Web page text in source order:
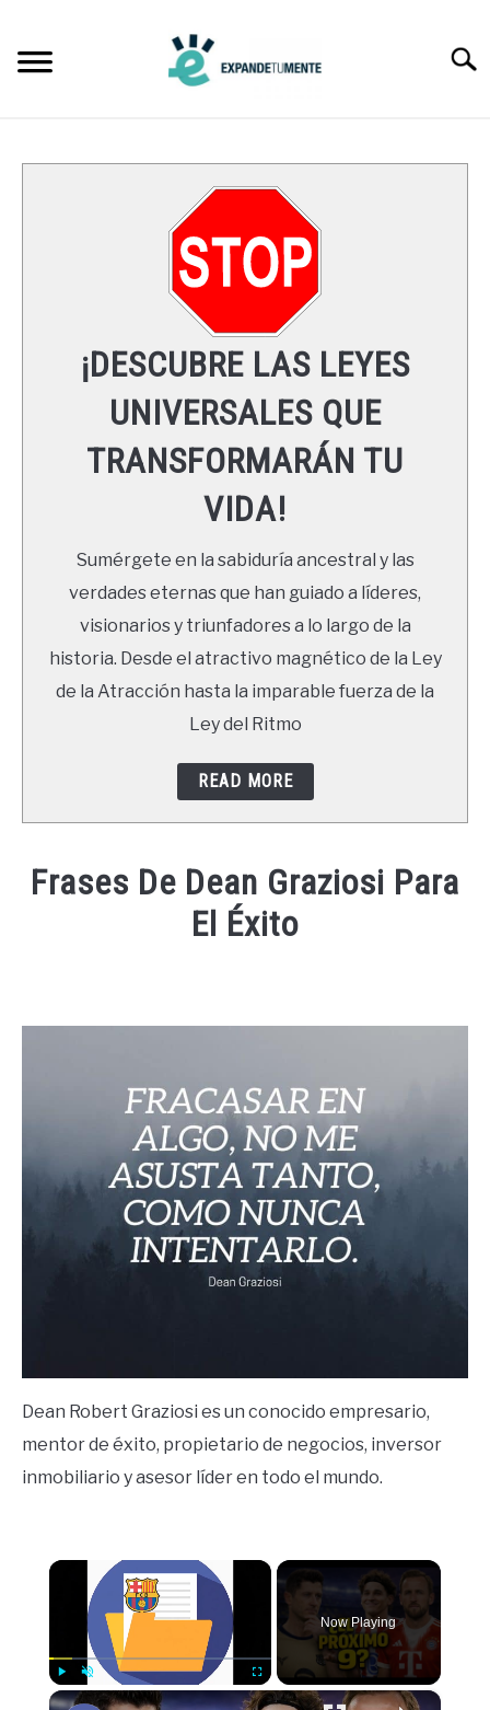
content
LEYES UNIVERSALES
RECURSOS
NEWSLETTER
¡DESCUBRE LAS LEYES
UNIVERSALES QUE
TRANSFORMARÁN TU
VIDA!
Sumérgete en la sabiduría ancestral y las
verdades eternas que han guiado a líderes,
visionarios y triunfadores a lo largo de la
historia. Desde el atractivo magnético de la Ley
de la Atracción hasta la imparable fuerza de la
Ley del Ritmo
READ MORE
Frases De Dean Graziosi Para
El Éxito
Dean Robert Graziosi es un conocido empresario,
mentor de éxito, propietario de negocios, inversor
inmobiliario y asesor líder en todo el mundo.
×
Play Unmute Fullscreen
Now Playing
×